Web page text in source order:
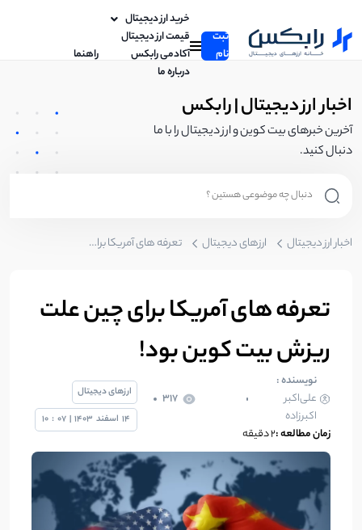
ثبت
نام
خرید ارز دیجیتال
قیمت ارز دیجیتال
آکادمی رابکس
راهنما
درباره ما
اخبار ارز دیجیتال | رابکس
آخرین خبرهای بیت کوین و ارز دیجیتال را با ما
دنبال کنید.
اخبار ارز دیجیتال ارزهای دیجیتال تعرفه های آمریکا برای چین علت ریزش بیت کوین بود!
تعرفه های آمریکا برای چین علت
ریزش بیت کوین بود!
نویسنده :
علی‌اکبر
اکبرزاده
317
زمان مطالعه :2 دقیقه
ارزهای دیجیتال
14 اسفند 1403
|
07
:
10